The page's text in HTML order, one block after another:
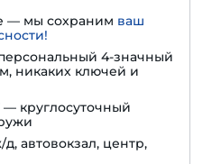
— мы сохраним ваш
4-значный
никаких ключей и
круглосуточный
автовокзал, центр,